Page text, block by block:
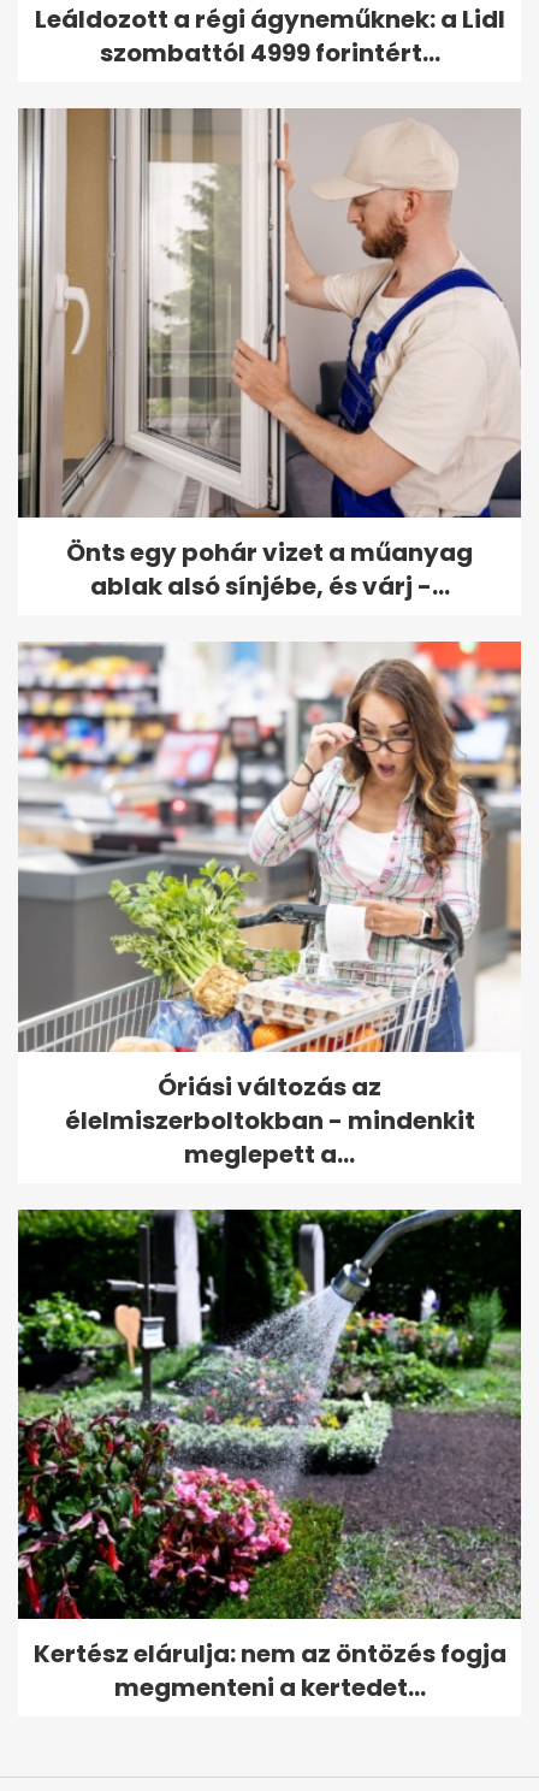
Leáldozott a régi ágyneműknek: a Lidl
szombattól 4999 forintért...
Önts egy pohár vizet a műanyag
ablak alsó sínjébe, és várj -...
Óriási változás az
élelmiszerboltokban - mindenkit
meglepett a...
Kertész elárulja: nem az öntözés fogja
megmenteni a kertedet...